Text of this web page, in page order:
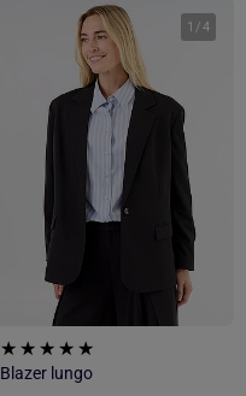
1 /4
Blazer lungo